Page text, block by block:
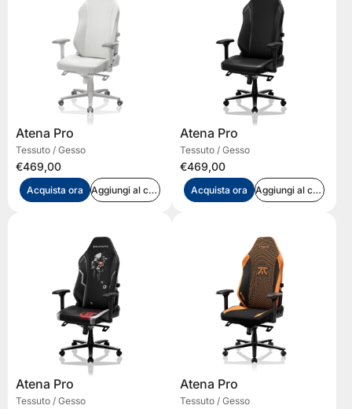
Atena Pro
Tessuto / Gesso
€469,00
Acquista ora Aggiungi al carrello
Atena Pro
Tessuto / Gesso
€469,00
Acquista ora Aggiungi al carrello
Atena Pro
Tessuto / Gesso
Atena Pro
Tessuto / Gesso